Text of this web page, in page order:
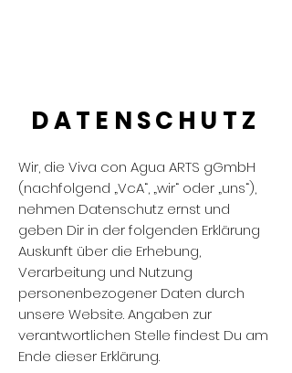
DATENSCHUTZ
Wir, die Viva con Agua ARTS gGmbH
(nachfolgend „VcA“, „wir“ oder „uns“),
nehmen Datenschutz ernst und
geben Dir in der folgenden Erklärung
Auskunft über die Erhebung,
Verarbeitung und Nutzung
personenbezogener Daten durch
unsere Website. Angaben zur
verantwortlichen Stelle findest Du am
Ende dieser Erklärung.